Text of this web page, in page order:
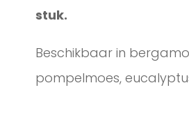
stuk.
Beschikbaar in
pompelmoes,